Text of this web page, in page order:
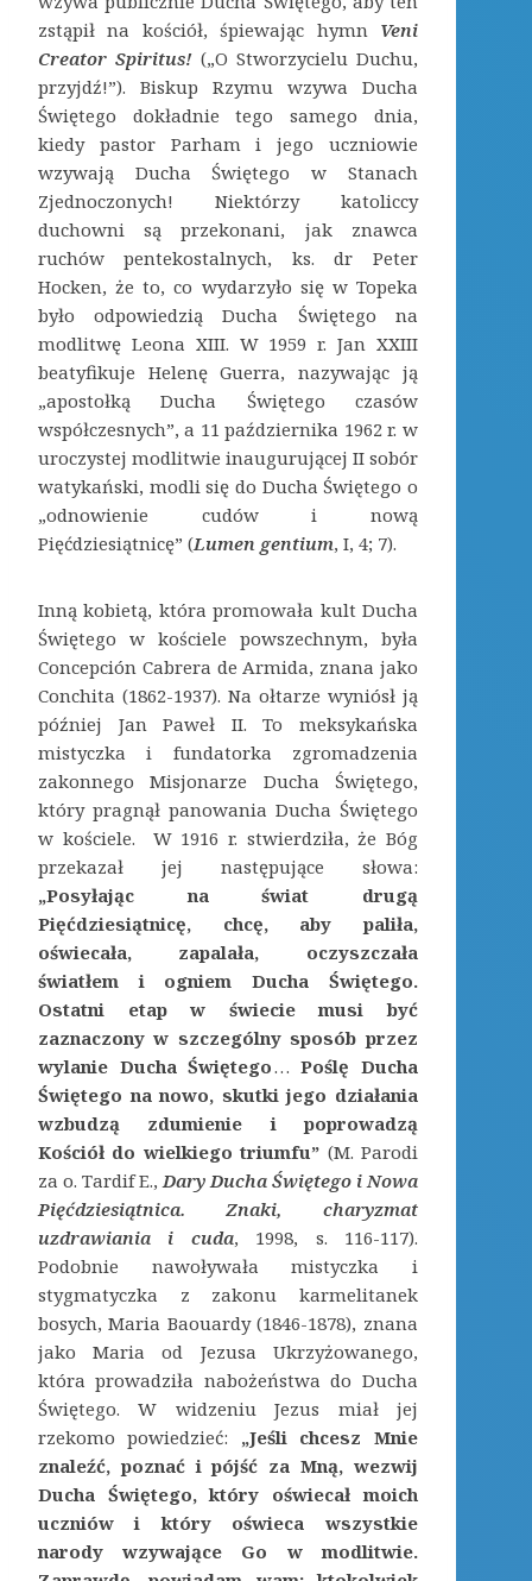
zstąpił na kościół, śpiewając hymn Veni
Creator Spiritus! („O Stworzycielu Duchu,
przyjdź!”). Biskup Rzymu wzywa Ducha
Świętego dokładnie tego samego dnia,
kiedy pastor Parham i jego uczniowie
wzywają Ducha Świętego w Stanach
Zjednoczonych! Niektórzy katoliccy
duchowni są przekonani, jak znawca
ruchów pentekostalnych, ks. dr Peter
Hocken, że to, co wydarzyło się w Topeka
było odpowiedzią Ducha Świętego na
modlitwę Leona XIII. W 1959 r. Jan XXIII
beatyfikuje Helenę Guerra, nazywając ją
„apostołką Ducha Świętego czasów
współczesnych”, a 11 października 1962 r. w
uroczystej modlitwie inaugurującej II sobór
watykański, modli się do Ducha Świętego o
„odnowienie cudów i nową
Pięćdziesiątnicę” (Lumen gentium, I, 4; 7).
Inną kobietą, która promowała kult Ducha
Świętego w kościele powszechnym, była
Concepción Cabrera de Armida, znana jako
Conchita (1862-1937). Na ołtarze wyniósł ją
później Jan Paweł II. To meksykańska
mistyczka i fundatorka zgromadzenia
zakonnego Misjonarze Ducha Świętego,
który pragnął panowania Ducha Świętego
w kościele. W 1916 r. stwierdziła, że Bóg
przekazał jej następujące słowa:
„Posyłając na świat drugą
Pięćdziesiątnicę, chcę, aby paliła,
oświecała, zapalała, oczyszczała
światłem i ogniem Ducha Świętego.
Ostatni etap w świecie musi być
zaznaczony w szczególny sposób przez
wylanie Ducha Świętego…Poślę Ducha
Świętego na nowo, skutki jego działania
wzbudzą zdumienie i poprowadzą
Kościół do wielkiego triumfu” (M. Parodi
za o. Tardif E.,Dary Ducha Świętego i Nowa
Pięćdziesiątnica. Znaki, charyzmat
uzdrawiania i cuda, 1998, s. 116-117).
Podobnie nawoływała mistyczka i
stygmatyczka z zakonu karmelitanek
bosych, Maria Baouardy (1846-1878), znana
jako Maria od Jezusa Ukrzyżowanego,
która prowadziła nabożeństwa do Ducha
Świętego. W widzeniu Jezus miał jej
rzekomo powiedzieć: „Jeśli chcesz Mnie
znaleźć, poznać i pójść za Mną, wezwij
Ducha Świętego, który oświecał moich
uczniów i który oświeca wszystkie
narody wzywające Go w modlitwie.